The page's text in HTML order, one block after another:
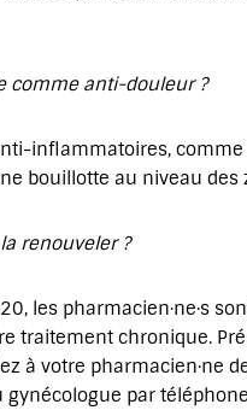
comme anti-douleur ?
inflammatoires,
bouillotte au niveau des
renouveler ?
les pharmacien·ne·s
traitement chronique.
à votre pharmacien·ne
par